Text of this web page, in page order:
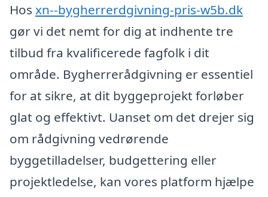
Hos xn--bygherrerdgivning-pris-w5b.dk
gør vi det nemt for dig at indhente tre
tilbud fra kvalificerede fagfolk i dit
område. Bygherrerådgivning er essentiel
for at sikre, at dit byggeprojekt forløber
glat og effektivt. Uanset om det drejer sig
om rådgivning vedrørende
byggetilladelser, budgettering eller
projektledelse, kan vores platform hjælpe